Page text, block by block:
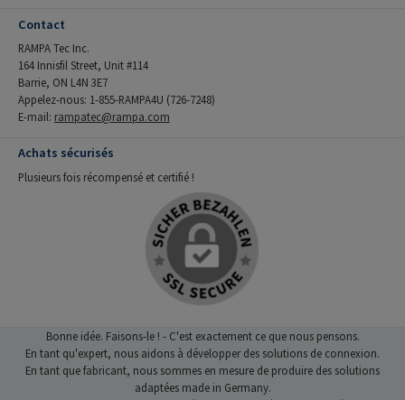
Contact
RAMPA Tec Inc.
164 Innisfil Street, Unit #114
Barrie, ON L4N 3E7
Appelez-nous: 1-855-RAMPA4U (726-7248)
E-mail: rampatec@rampa.com
Achats sécurisés
Plusieurs fois récompensé et certifié !
Bonne idée. Faisons-le ! - C'est exactement ce que nous pensons.
En tant qu'expert, nous aidons à développer des solutions de connexion.
En tant que fabricant, nous sommes en mesure de produire des solutions
adaptées made in Germany.